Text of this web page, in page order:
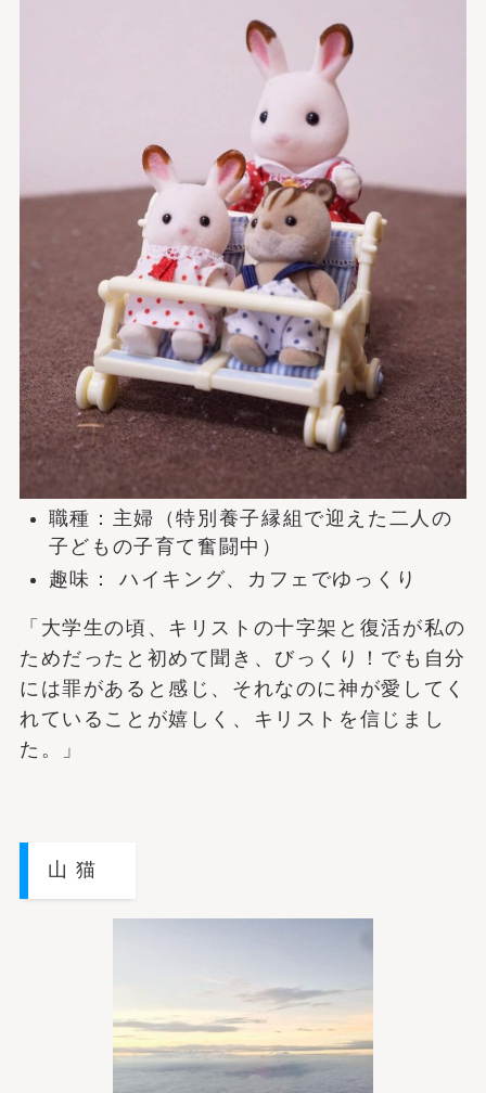
職種：主婦（特別養子縁組で迎えた二人の
子どもの子育て奮闘中）
趣味： ハイキング、カフェでゆっくり
「大学生の頃、キリストの十字架と復活が私の
ためだったと初めて聞き、びっくり！でも自分
には罪があると感じ、それなのに神が愛してく
れていることが嬉しく、キリストを信じまし
た。」
山 猫